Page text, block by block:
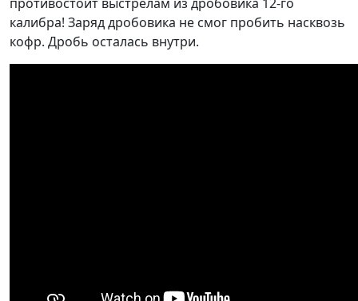
калибра! Заряд дробовика не смог пробить насквозь
кофр. Дробь осталась внутри.